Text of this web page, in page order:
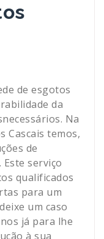
de esgotos
da
Na
Cascais temos,
de
serviço
qualificados
para um
um caso
já para lhe
à sua